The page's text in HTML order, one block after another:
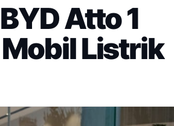
Atto 1
Listrik